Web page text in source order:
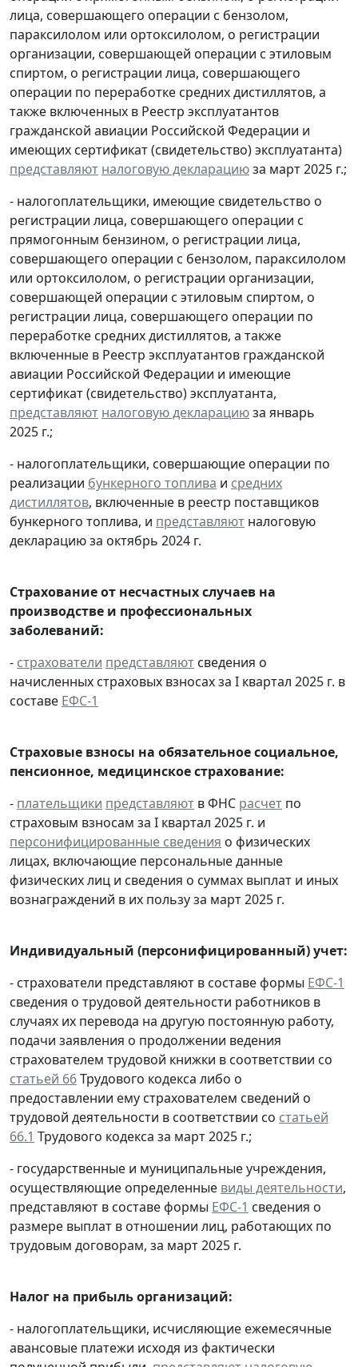
лица, совершающего операции с бензолом,
параксилолом или ортоксилолом, о регистрации
организации, совершающей операции с этиловым
спиртом, о регистрации лица, совершающего
операции по переработке средних дистиллятов, а
также включенных в Реестр эксплуатантов
гражданской авиации Российской Федерации и
имеющих сертификат (свидетельство) эксплуатанта)
представляют налоговую декларациюза март 2025 г.;
- налогоплательщики, имеющие свидетельство о
регистрации лица, совершающего операции с
прямогонным бензином, о регистрации лица,
совершающего операции с бензолом, параксилолом
или ортоксилолом, о регистрации организации,
совершающей операции с этиловым спиртом, о
регистрации лица, совершающего операции по
переработке средних дистиллятов, а также
включенные в Реестр эксплуатантов гражданской
авиации Российской Федерации и имеющие
сертификат (свидетельство) эксплуатанта,
представляют налоговую декларациюза январь
2025 г.;
- налогоплательщики, совершающие операции по
реализации бункерного топлива и средних
дистиллятов, включенные в реестр поставщиков
бункерного топлива, и представляют налоговую
декларацию за октябрь 2024 г.
Страхование от несчастных случаев на
производстве и профессиональных
заболеваний:
- страхователи представляют сведения о
начисленных страховых взносах за I квартал 2025 г. в
составе ЕФС-1
Страховые взносы на обязательное социальное,
пенсионное, медицинское страхование:
- плательщики представляют в ФНС расчет по
страховым взносам за I квартал 2025 г. и
персонифицированные сведения о физических
лицах, включающие персональные данные
физических лиц и сведения о суммах выплат и иных
вознаграждений в их пользу за март 2025 г.
Индивидуальный (персонифицированный) учет:
- страхователи представляют в составе формы ЕФС-1
сведения о трудовой деятельности работников в
случаях их перевода на другую постоянную работу,
подачи заявления о продолжении ведения
страхователем трудовой книжки в соответствии со
статьей 66Трудового кодекса либо о
предоставлении ему страхователем сведений о
трудовой деятельности в соответствии со статьей
66.1 Трудового кодекса за март 2025 г.;
- государственные и муниципальные учреждения,
осуществляющие определенные виды деятельности,
представляют в составе формы ЕФС-1 сведения о
размере выплат в отношении лиц, работающих по
трудовым договорам, за март 2025 г.
Налог на прибыль организаций:
- налогоплательщики, исчисляющие ежемесячные
авансовые платежи исходя из фактически